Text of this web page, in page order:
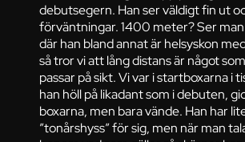
debutsegern. Han ser väldigt fin ut
förväntningar. 1400 meter? Ser
där han bland annat är helsyskon
så tror vi att lång distans är något
passar på sikt. Vi var i startboxarna i
han höll på likadant som i debuten,
boxarna, men bara vände. Han har
”tonårshyss” för sig, men när man